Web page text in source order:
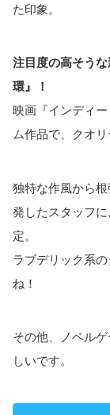
た印象。
注目度の高そう
環』！
映画『インディ
ム作品で、クオ
独特な作風から
発したスタッフ
定。
ラブデリック系
ね！
その他、ノベル
しいです。